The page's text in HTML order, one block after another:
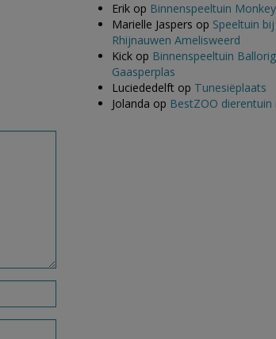
Erik op Binnenspeeltuin
Marielle Jaspers op Speeltuin
Rhijnauwen Amelisweerd
Kick op Binnenspeeltuin
Gaasperplas
Luciededelft op Tunesiëplaats
Jolanda op BestZOO dierentuin